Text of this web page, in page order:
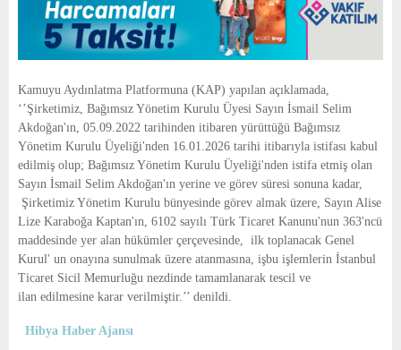
E
N
U
Kamuyu Aydınlatma Platformuna (KAP) yapılan açıklamada,
‘’Şirketimiz, Bağımsız Yönetim Kurulu Üyesi Sayın İsmail Selim
Akdoğan'ın, 05.09.2022 tarihinden itibaren yürüttüğü Bağımsız
Yönetim Kurulu Üyeliği'nden 16.01.2026 tarihi itibarıyla istifası kabul
edilmiş olup; Bağımsız Yönetim Kurulu Üyeliği'nden istifa etmiş olan
Sayın İsmail Selim Akdoğan'ın yerine ve görev süresi sonuna kadar,
Şirketimiz Yönetim Kurulu bünyesinde görev almak üzere, Sayın Alise
Lize Karaboğa Kaptan'ın, 6102 sayılı Türk Ticaret Kanunu'nun 363'ncü
maddesinde yer alan hükümler çerçevesinde, ilk toplanacak Genel
Kurul' un onayına sunulmak üzere atanmasına, işbu işlemlerin İstanbul
Ticaret Sicil Memurluğu nezdinde tamamlanarak tescil ve
ilan edilmesine karar verilmiştir.’’ denildi.
Hibya Haber Ajansı